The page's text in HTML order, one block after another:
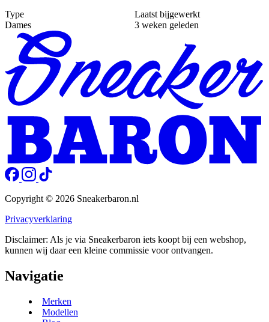
Type
Dames
Laatst bijgewerkt
3 weken geleden
Copyright © 2026 Sneakerbaron.nl
Privacyverklaring
Disclaimer: Als je via Sneakerbaron iets koopt bij een webshop,
kunnen wij daar een kleine commissie voor ontvangen.
Navigatie
Merken
Modellen